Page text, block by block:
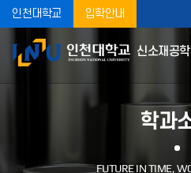
인천대학교 입학안내
신소재공
학과